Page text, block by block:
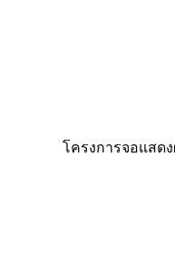
โครงการจอแสดง